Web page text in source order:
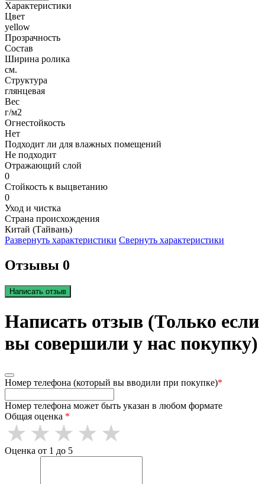
Характеристики
Цвет
yellow
Прозрачность
Состав
Ширина ролика
см.
Структура
глянцевая
Вес
г/м2
Огнестойкость
Нет
Подходит ли для влажных помещений
Не подходит
Отражающий слой
0
Стойкость к выцветанию
0
Уход и чистка
Страна происхождения
Китай (Тайвань)
Развернуть характеристики Свернуть характеристики
Отзывы 0
Написать отзыв
Написать отзыв (Только если
вы совершили у нас покупку)
Номер телефона (который вы вводили при покупке)*
Номер телефона может быть указан в любом формате
Общая оценка *
Оценка от 1 до 5